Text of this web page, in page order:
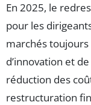
En 2025, le
pour les
marchés
d’innovation et
réduction des
restructuration